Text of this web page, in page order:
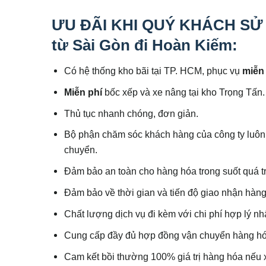
ƯU ĐÃI KHI QUÝ KHÁCH
từ Sài Gòn đi Hoàn Kiếm:
Có hệ thống kho bãi tại TP. HCM, phục vụ
Miễn phí bốc xếp và xe nâng tại kho Trọng Tấn.
Thủ tục nhanh chóng, đơn giản.
Bộ phận chăm sóc khách hàng của công ty
chuyển.
Đảm bảo an toàn cho hàng hóa trong suốt quá
Đảm bảo về thời gian và tiến độ giao nhận
Chất lượng dịch vụ đi kèm với chi phí hợp lý
Cung cấp đầy đủ hợp đồng vận chuyển hàng
Cam kết bồi thường 100% giá trị hàng hóa